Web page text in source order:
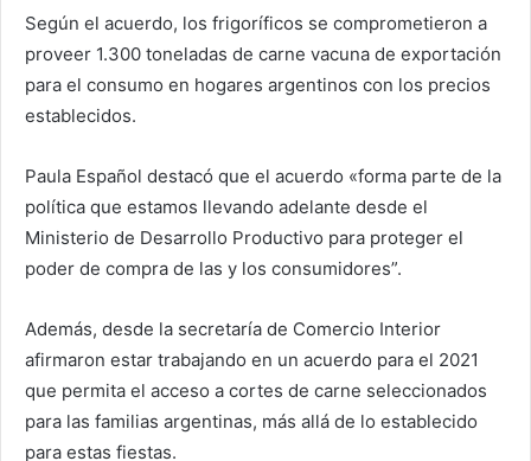
Según el acuerdo, los frigoríficos se comprometieron a
proveer 1.300 toneladas de carne vacuna de exportación
para el consumo en hogares argentinos con los precios
establecidos.
Paula Español destacó que el acuerdo «forma parte de la
política que estamos llevando adelante desde el
Ministerio de Desarrollo Productivo para proteger el
poder de compra de las y los consumidores”.
Además, desde la secretaría de Comercio Interior
afirmaron estar trabajando en un acuerdo para el 2021
que permita el acceso a cortes de carne seleccionados
para las familias argentinas, más allá de lo establecido
para estas fiestas.